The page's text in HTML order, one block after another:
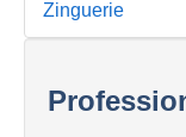
Zinguerie